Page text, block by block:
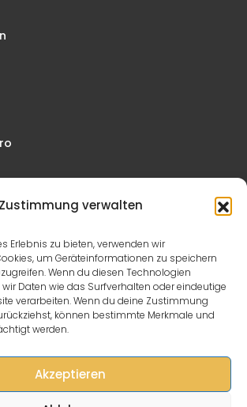
Zustimmung verwalten
Erlebnis zu bieten, verwenden wir
um Geräteinformationen zu speichern
Wenn du diesen Technologien
Daten wie das Surfverhalten oder eindeutige
verarbeiten. Wenn du deine Zustimmung
können bestimmte Merkmale und
werden.
Akzeptieren
Sie Uns
15/2, 2431 Enzersdorf
click.at